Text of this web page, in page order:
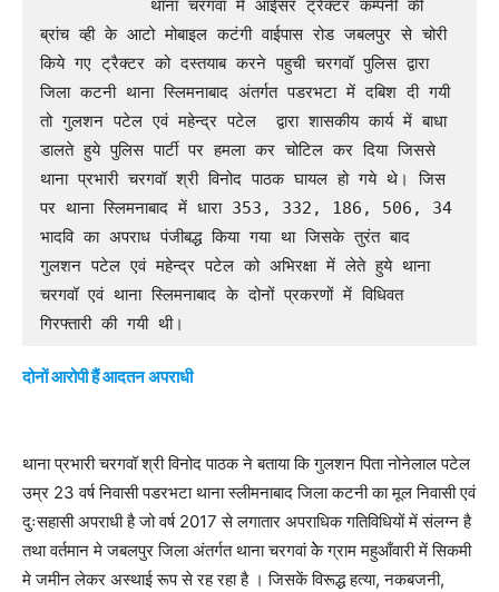
ब्रांच व्ही के आटो मोबाइल कटंगी वाईपास रोड जबलपुर से चोरी
किये गए ट्रैक्टर को दस्तयाब करने पहुची चरगवॉ पुलिस द्वारा
जिला कटनी थाना स्लिमनाबाद अंतर्गत पडरभटा में दबिश दी गयी
तो गुलशन पटेल एवं महेन्द्र पटेल  द्वारा शासकीय कार्य में बाधा
डालते हुये पुलिस पार्टी पर हमला कर चोटिल कर दिया जिससे
थाना प्रभारी चरगवॉ श्री विनोद पाठक घायल हो गये थे। जिस
पर थाना स्लिमनाबाद में धारा 353, 332, 186, 506, 34
भादवि का अपराध पंजीबद्ध किया गया था जिसके तुरंत बाद
गुलशन पटेल एवं महेन्द्र पटेल को अभिरक्षा में लेते हुये थाना
चरगवॉ एवं थाना स्लिमनाबाद के दोनों प्रकरणों में विधिवत
गिरफ्तारी की गयी थी।
दोनों आरोपी हैं आदतन अपराधी
थाना प्रभारी चरगवॉ श्री विनोद पाठक ने बताया कि गुलशन पिता नोनेलाल पटेल
उम्र 23 वर्ष निवासी पडरभटा थाना स्लीमनाबाद जिला कटनी का मूल निवासी एवं
दुःसहासी अपराधी है जो वर्ष 2017 से लगातार अपराधिक गतिविधियों में संलग्न है
तथा वर्तमान मे जबलपुर जिला अंतर्गत थाना चरगवां केे ग्राम महुआँवारी में सिकमी
मे जमीन लेकर अस्थाई रूप से रह रहा है । जिसकें विरूद्ध हत्या, नकबजनी,